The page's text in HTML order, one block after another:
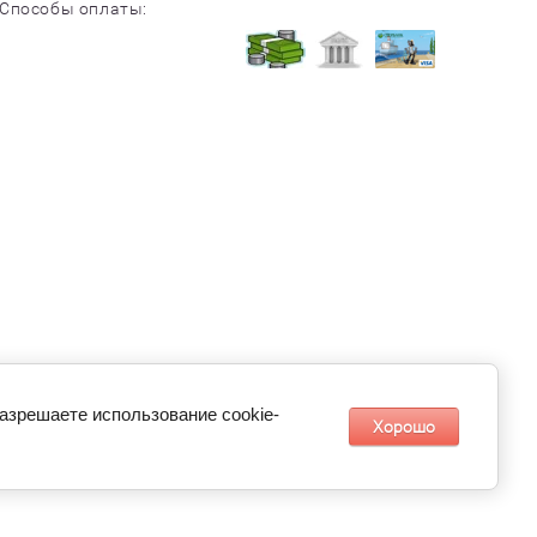
Способы оплаты:
использование cookie-
Хорошо